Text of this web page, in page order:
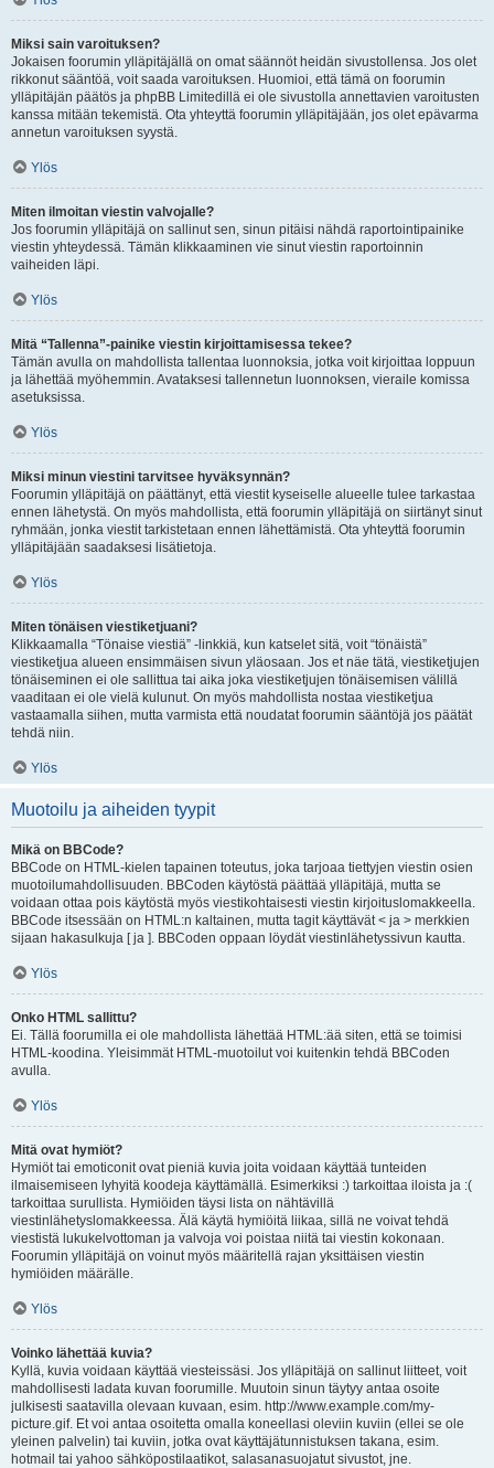
Miksi sain varoituksen?
Jokaisen foorumin ylläpitäjällä on omat säännöt heidän sivustollensa. Jos olet
rikkonut sääntöä, voit saada varoituksen. Huomioi, että tämä on foorumin
ylläpitäjän päätös ja phpBB Limitedillä ei ole sivustolla annettavien varoitusten
kanssa mitään tekemistä. Ota yhteyttä foorumin ylläpitäjään, jos olet epävarma
annetun varoituksen syystä.
Ylös
Miten ilmoitan viestin valvojalle?
Jos foorumin ylläpitäjä on sallinut sen, sinun pitäisi nähdä raportointipainike
viestin yhteydessä. Tämän klikkaaminen vie sinut viestin raportoinnin
vaiheiden läpi.
Ylös
Mitä “Tallenna”-painike viestin kirjoittamisessa tekee?
Tämän avulla on mahdollista tallentaa luonnoksia, jotka voit kirjoittaa loppuun
ja lähettää myöhemmin. Avataksesi tallennetun luonnoksen, vieraile komissa
asetuksissa.
Ylös
Miksi minun viestini tarvitsee hyväksynnän?
Foorumin ylläpitäjä on päättänyt, että viestit kyseiselle alueelle tulee tarkastaa
ennen lähetystä. On myös mahdollista, että foorumin ylläpitäjä on siirtänyt sinut
ryhmään, jonka viestit tarkistetaan ennen lähettämistä. Ota yhteyttä foorumin
ylläpitäjään saadaksesi lisätietoja.
Ylös
Miten tönäisen viestiketjuani?
Klikkaamalla “Tönaise viestiä” -linkkiä, kun katselet sitä, voit “tönäistä”
viestiketjua alueen ensimmäisen sivun yläosaan. Jos et näe tätä, viestiketjujen
tönäiseminen ei ole sallittua tai aika joka viestiketjujen tönäisemisen välillä
vaaditaan ei ole vielä kulunut. On myös mahdollista nostaa viestiketjua
vastaamalla siihen, mutta varmista että noudatat foorumin sääntöjä jos päätät
tehdä niin.
Ylös
Muotoilu ja aiheiden tyypit
Mikä on BBCode?
BBCode on HTML-kielen tapainen toteutus, joka tarjoaa tiettyjen viestin osien
muotoilumahdollisuuden. BBCoden käytöstä päättää ylläpitäjä, mutta se
voidaan ottaa pois käytöstä myös viestikohtaisesti viestin kirjoituslomakkeella.
BBCode itsessään on HTML:n kaltainen, mutta tagit käyttävät < ja > merkkien
sijaan hakasulkuja [ ja ]. BBCoden oppaan löydät viestinlähetyssivun kautta.
Ylös
Onko HTML sallittu?
Ei. Tällä foorumilla ei ole mahdollista lähettää HTML:ää siten, että se toimisi
HTML-koodina. Yleisimmät HTML-muotoilut voi kuitenkin tehdä BBCoden
avulla.
Ylös
Mitä ovat hymiöt?
Hymiöt tai emoticonit ovat pieniä kuvia joita voidaan käyttää tunteiden
ilmaisemiseen lyhyitä koodeja käyttämällä. Esimerkiksi :) tarkoittaa iloista ja :(
tarkoittaa surullista. Hymiöiden täysi lista on nähtävillä
viestinlähetyslomakkeessa. Älä käytä hymiöitä liikaa, sillä ne voivat tehdä
viestistä lukukelvottoman ja valvoja voi poistaa niitä tai viestin kokonaan.
Foorumin ylläpitäjä on voinut myös määritellä rajan yksittäisen viestin
hymiöiden määrälle.
Ylös
Voinko lähettää kuvia?
Kyllä, kuvia voidaan käyttää viesteissäsi. Jos ylläpitäjä on sallinut liitteet, voit
mahdollisesti ladata kuvan foorumille. Muutoin sinun täytyy antaa osoite
julkisesti saatavilla olevaan kuvaan, esim. http://www.example.com/my-
picture.gif. Et voi antaa osoitetta omalla koneellasi oleviin kuviin (ellei se ole
yleinen palvelin) tai kuviin, jotka ovat käyttäjätunnistuksen takana, esim.
hotmail tai yahoo sähköpostilaatikot, salasanasuojatut sivustot, jne.